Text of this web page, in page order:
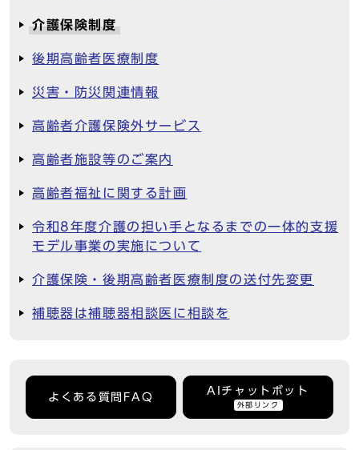
介護保険制度
後期高齢者医療制度
災害・防災関連情報
高齢者介護保険外サービス
高齢者施設等のご案内
高齢者福祉に関する計画
令和8年度介護の担い手となるまでの一体的支援
モデル事業の実施について
介護保険・後期高齢者医療制度の送付先変更
補聴器は補聴器相談医に相談を
よくある質問FAQ
AIチャットボット
外部リンク